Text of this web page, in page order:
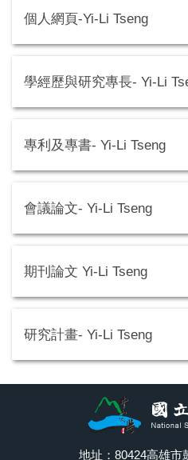
個人網頁-Yi-Li Tseng
學經歷與研究專長- Yi-Li
專利及專書- Yi-Li Tseng
會議論文- Yi-Li Tseng
期刊論文 Yi-Li Tseng
研究計畫- Yi-Li Tseng
地址：80424高雄市